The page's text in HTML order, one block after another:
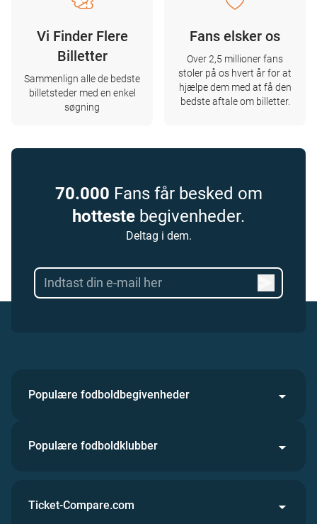
Vi Finder Flere
Billetter
Sammenlign alle de bedste
billetsteder med en enkel
søgning
Fans elsker os
Over 2,5 millioner fans
stoler på os hvert år for at
hjælpe dem med at få den
bedste aftale om billetter.
70.000 Fans får besked om
hotteste begivenheder.
Deltag i dem.
Populære fodboldbegivenheder
Populære fodboldklubber
Ticket-Compare.com